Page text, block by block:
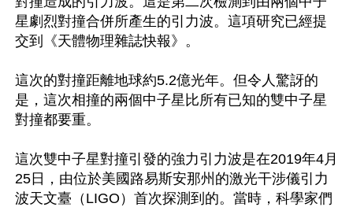
星劇烈對撞合併所產生的引力波。這項研究已經提
交到《天體物理雜誌快報》。
這次的對撞距離地球約5.2億光年。但令人驚訝的
是，這次相撞的兩個中子星比所有已知的雙中子星
對撞都要重。
這次雙中子星對撞引發的強力引力波是在2019年4月
25日，由位於美國路易斯安那州的激光干涉儀引力
波天文臺（LIGO）首次探測到的。當時，科學家們